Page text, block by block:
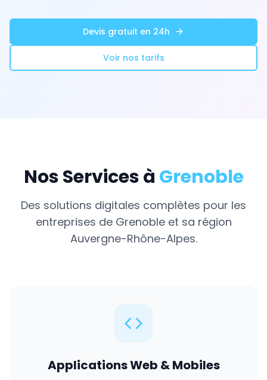
Devis gratuit en 24h
Voir nos tarifs
Nos Services à Grenoble
Des solutions digitales complètes pour les
entreprises de Grenobleet sa région
Auvergne-Rhône-Alpes.
Applications Web & Mobiles